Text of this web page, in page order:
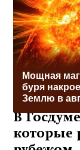
Мощная
буря
Землю в
В
которые